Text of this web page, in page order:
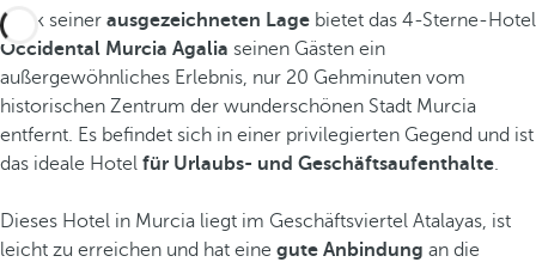
Dank seiner ausgezeichneten Lage bietet das 4-Sterne-Hotel
Occidental Murcia Agalia seinen Gästen ein
außergewöhnliches Erlebnis, nur 20 Gehminuten vom
historischen Zentrum der wunderschönen Stadt Murcia
entfernt. Es befindet sich in einer privilegierten Gegend und ist
das ideale Hotel für Urlaubs- und Geschäftsaufenthalte.
Dieses Hotel in Murcia liegt im Geschäftsviertel Atalayas, ist
leicht zu erreichen und hat eine gute Anbindung an die